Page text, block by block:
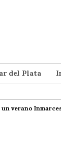
del Plata
verano